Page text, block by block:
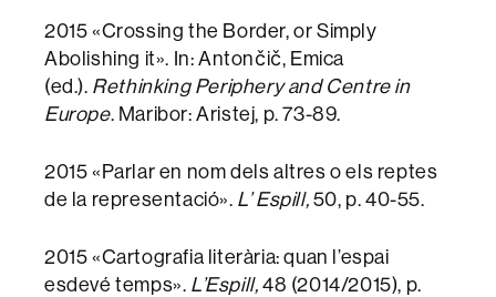
2015 «Crossing the Border, or Simply
Abolishing it». In: Antončič, Emica
(ed.). Rethinking Periphery and Centre in
Europe. Maribor: Aristej, p. 73-89.
2015 «Parlar en nom dels altres o els reptes
de la representació». L’ Espill, 50, p. 40-55.
2015 «Cartografia literària: quan l’espai
esdevé temps». L’Espill, 48 (2014/2015), p.